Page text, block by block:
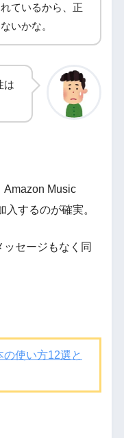
ているから、正
いかな。
は
Amazon Music
するのが確実。
セージもなく同
の使い方12選と